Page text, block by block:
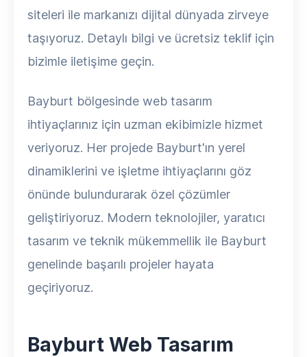
siteleri ile markanızı dijital dünyada zirveye
taşıyoruz. Detaylı bilgi ve ücretsiz teklif için
bizimle iletişime geçin.
Bayburt bölgesinde web tasarım
ihtiyaçlarınız için uzman ekibimizle hizmet
veriyoruz. Her projede Bayburt'ın yerel
dinamiklerini ve işletme ihtiyaçlarını göz
önünde bulundurarak özel çözümler
geliştiriyoruz. Modern teknolojiler, yaratıcı
tasarım ve teknik mükemmellik ile Bayburt
genelinde başarılı projeler hayata
geçiriyoruz.
Bayburt Web Tasarım